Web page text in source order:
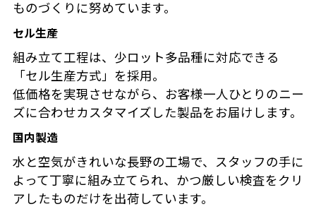
ものづくりに努めています。
セル生産
組み立て工程は、少ロット多品種に対応できる
「セル生産方式」を採用。
低価格を実現させながら、お客様一人ひとりのニー
ズに合わせカスタマイズした製品をお届けします。
国内製造
水と空気がきれいな長野の工場で、スタッフの手に
よって丁寧に組み立てられ、かつ厳しい検査をクリ
アしたものだけを出荷しています。